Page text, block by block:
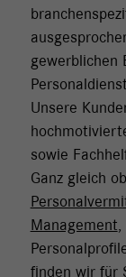
gewerblichen
Unsere
sowie
Ganz gleich ob
Management,
finden wir für